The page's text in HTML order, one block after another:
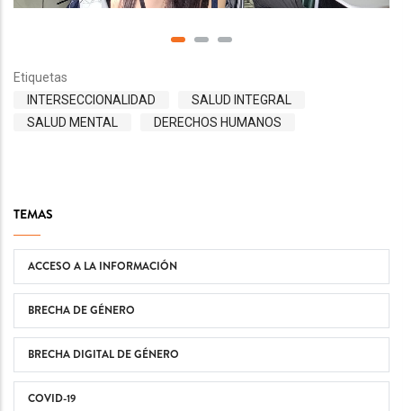
Etiquetas
INTERSECCIONALIDAD
SALUD INTEGRAL
SALUD MENTAL
DERECHOS HUMANOS
TEMAS
ACCESO A LA INFORMACIÓN
BRECHA DE GÉNERO
BRECHA DIGITAL DE GÉNERO
COVID-19